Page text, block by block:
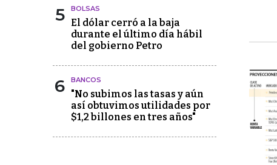
5 BOLSAS
El dólar cerró a la baja
durante el último día hábil
del gobierno Petro
6 BANCOS
"No subimos las tasas y aún
así obtuvimos utilidades por
$1,2 billones en tres años"